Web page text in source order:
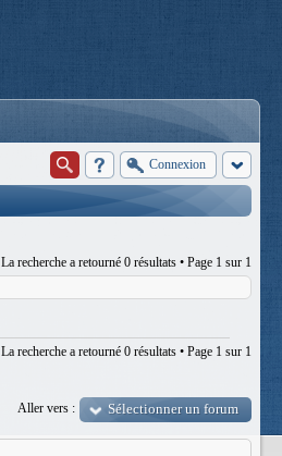
Connexion
La recherche a retourné 0 résultats • Page 1 sur 1
La recherche a retourné 0 résultats • Page 1 sur 1
Aller vers :
Sélectionner un forum